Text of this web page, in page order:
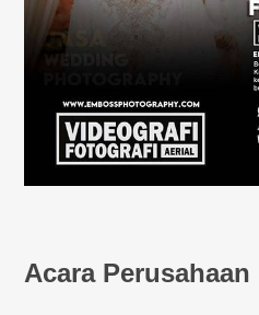
Acara Perusahaan